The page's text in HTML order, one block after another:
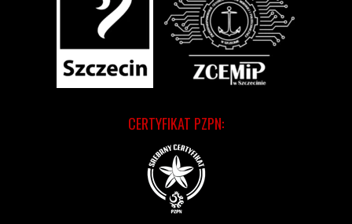
CERTYFIKAT PZPN: